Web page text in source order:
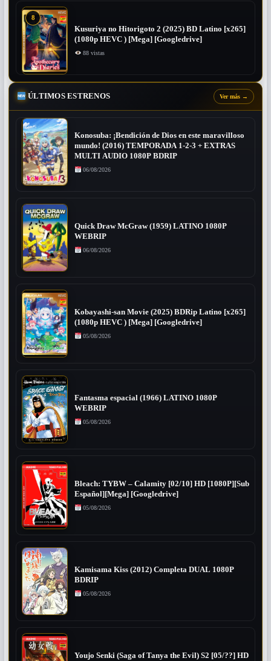
8
Kusuriya no Hitorigoto 2 (2025) BD Latino [x265]
(1080p HEVC ) [Mega] [Googledrive]
88 vistas
ÚLTIMOS ESTRENOS Ver más →
Konosuba: ¡Bendición de Dios en este maravilloso
mundo! (2016) TEMPORADA 1-2-3 + EXTRAS
MULTI AUDIO 1080P BDRIP
06/08/2026
Quick Draw McGraw (1959) LATINO 1080P
WEBRIP
06/08/2026
Kobayashi-san Movie (2025) BDRip Latino [x265]
(1080p HEVC ) [Mega] [Googledrive]
05/08/2026
Fantasma espacial (1966) LATINO 1080P
WEBRIP
05/08/2026
Bleach: TYBW – Calamity [02/10] HD [1080P][Sub
Español][Mega] [Googledrive]
05/08/2026
Kamisama Kiss (2012) Completa DUAL 1080P
BDRIP
05/08/2026
Youjo Senki (Saga of Tanya the Evil) S2 [05/??] HD